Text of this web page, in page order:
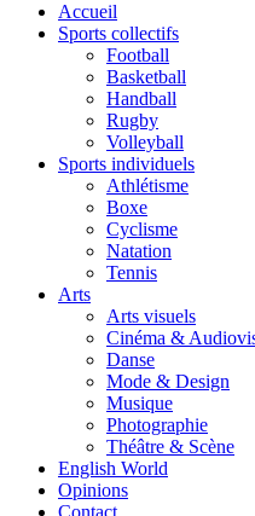
Accueil
Sports collectifs
Football
Basketball
Handball
Rugby
Volleyball
Sports individuels
Athlétisme
Boxe
Cyclisme
Natation
Tennis
Arts
Arts visuels
Cinéma &
Danse
Mode & Design
Musique
Photographie
Théâtre & Scène
English World
Opinions